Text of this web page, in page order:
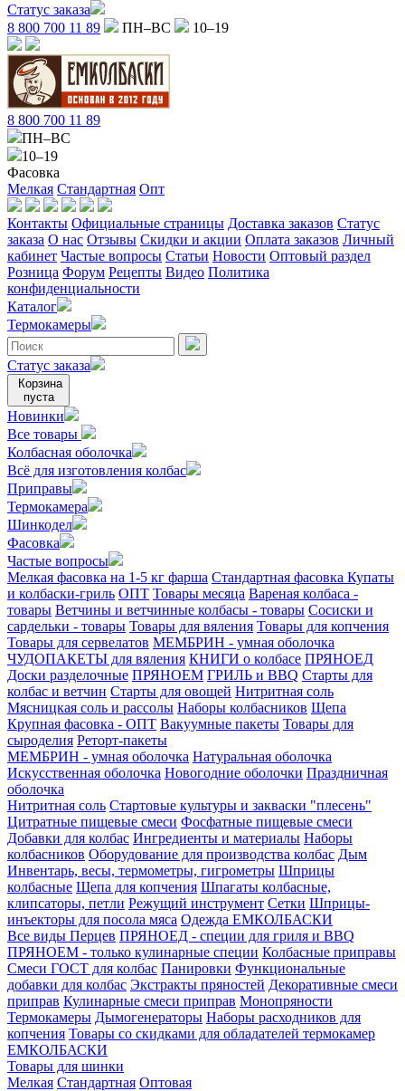
Статус заказа
8 800 700 11 89
ПН–ВС 10–19
8 800 700 11 89
ПН–ВС
10–19
Фасовка
Мелкая Стандартная Опт
Контакты Официальные страницы Доставка заказов Статус
заказа О нас Отзывы Скидки и акции Оплата заказов Личный
кабинет Частые вопросы Статьи Новости Оптовый раздел
Розница Форум Рецепты Видео Политика
конфиденциальности
Каталог
Термокамеры
Статус заказа
Корзина
пуста
Новинки
Все товары
Колбасная оболочка
Всё для изготовления колбас
Приправы
Термокамера
Шинкодел
Фасовка
Частые вопросы
Мелкая фасовка на 1-5 кг фарша Стандартная фасовка Купаты
и колбаски-гриль ОПТ Товары месяца Вареная колбаса -
товары Ветчины и ветчинные колбасы - товары Сосиски и
сардельки - товары Товары для вяления Товары для копчения
Товары для сервелатов МЕМБРИН - умная оболочка
ЧУДОПАКЕТЫ для вяления КНИГИ о колбасе ПРЯНОЕД
Доски разделочные ПРЯНОЕМ ГРИЛЬ и BBQ Старты для
колбас и ветчин Старты для овощей Нитритная соль
Мясницкая соль и рассолы Наборы колбасников Щепа
Крупная фасовка - ОПТ Вакуумные пакеты Товары для
сыроделия Реторт-пакеты
МЕМБРИН - умная оболочка Натуральная оболочка
Искусственная оболочка Новогодние оболочки Праздничная
оболочка
Нитритная соль Стартовые культуры и закваски "плесень"
Цитратные пищевые смеси Фосфатные пищевые смеси
Добавки для колбас Ингредиенты и материалы Наборы
колбасников Оборудование для производства колбас Дым
Инвентарь, весы, термометры, гигрометры Шприцы
колбасные Щепа для копчения Шпагаты колбасные,
клипсаторы, петли Режущий инструмент Сетки Шприцы-
инъекторы для посола мяса Одежда ЕМКОЛБАСКИ
Все виды Перцев ПРЯНОЕД - специи для гриля и BBQ
ПРЯНОЕМ - только кулинарные специи Колбасные приправы
Смеси ГОСТ для колбас Панировки Функциональные
добавки для колбас Экстракты пряностей Декоративные смеси
приправ Кулинарные смеси приправ Монопряности
Термокамеры Дымогенераторы Наборы расходников для
копчения Товары со скидками для обладателей термокамер
ЕМКОЛБАСКИ
Товары для шинки
Мелкая Стандартная Оптовая